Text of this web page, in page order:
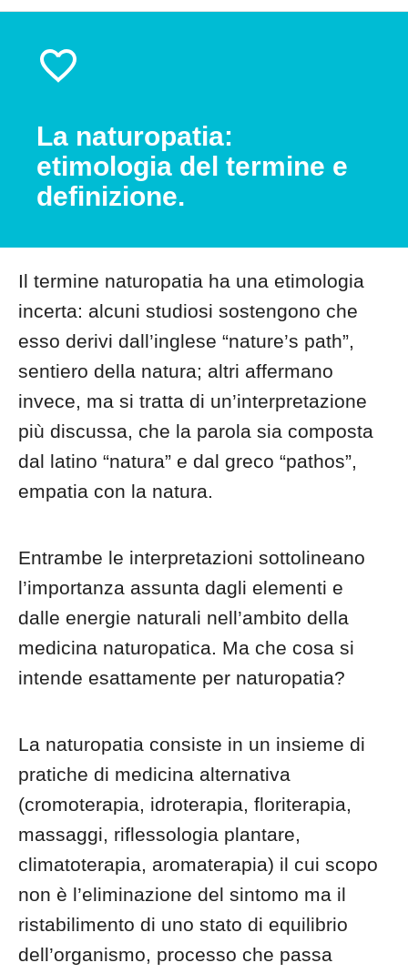
La naturopatia:
etimologia del termine e
definizione.
Il termine naturopatia ha una etimologia
incerta: alcuni studiosi sostengono che
esso derivi dall’inglese “nature’s path”,
sentiero della natura; altri affermano
invece, ma si tratta di un’interpretazione
più discussa, che la parola sia composta
dal latino “natura” e dal greco “pathos”,
empatia con la natura.
Entrambe le interpretazioni sottolineano
l’importanza assunta dagli elementi e
dalle energie naturali nell’ambito della
medicina naturopatica. Ma che cosa si
intende esattamente per naturopatia?
La naturopatia consiste in un insieme di
pratiche di medicina alternativa
(cromoterapia, idroterapia, floriterapia,
massaggi, riflessologia plantare,
climatoterapia, aromaterapia) il cui scopo
non è l’eliminazione del sintomo ma il
ristabilimento di uno stato di equilibrio
dell’organismo, processo che passa